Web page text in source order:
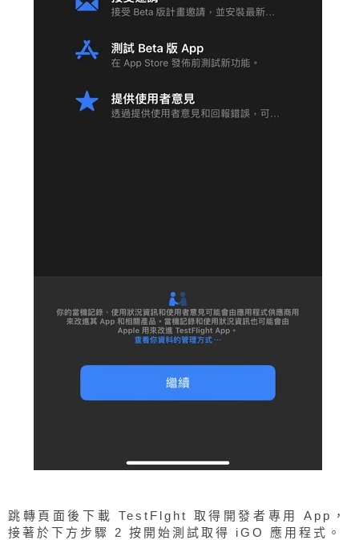
跳轉頁面後下載 TestFlght 取得開發者專用 App，
接著於下方步驟 2 按開始測試取得 iGO 應用程式。